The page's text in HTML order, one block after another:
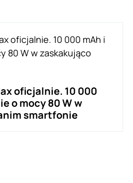
oficjalnie. 10 000
o mocy 80 W w
smartfonie